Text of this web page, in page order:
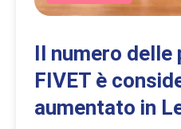
Il numero delle
FIVET è
aumentato in